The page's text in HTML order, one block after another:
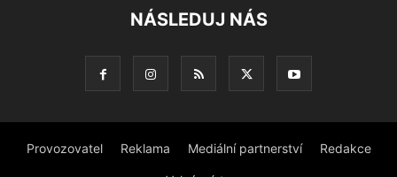
NÁSLEDUJ NÁS
Provozovatel Reklama Mediální partnerství Redakce